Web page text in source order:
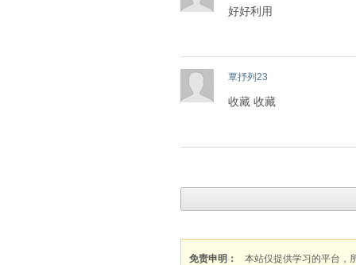
好好利用
覃抒列23
收藏 收藏
免责申明：
本站仅提供学习的平台，